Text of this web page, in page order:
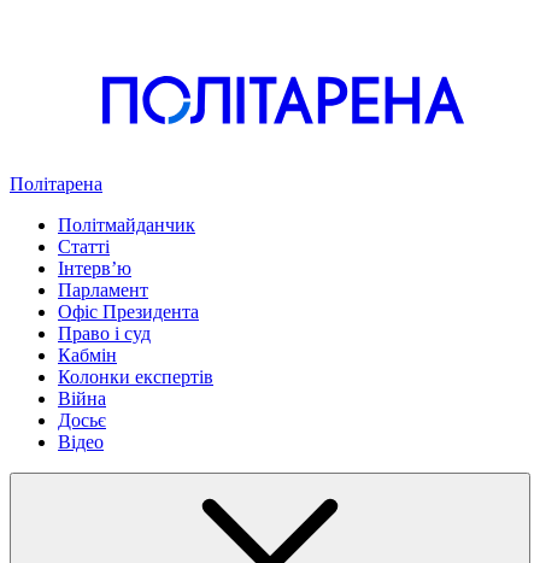
Політарена
Політмайданчик
Статті
Інтервʼю
Парламент
Офіс Президента
Право і суд
Кабмін
Колонки експертів
Війна
Досьє
Відео